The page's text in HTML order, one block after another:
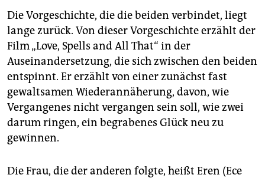
Die Vorgeschichte, die die beiden verbindet, liegt
lange zurück. Von dieser Vorgeschichte erzählt der
Film „Love, Spells and All That“ in der
Auseinandersetzung, die sich zwischen den beiden
entspinnt. Er erzählt von einer zunächst fast
gewaltsamen Wiederannäherung, davon, wie
Vergangenes nicht vergangen sein soll, wie zwei
darum ringen, ein begrabenes Glück neu zu
gewinnen.
Die Frau, die der anderen folgte, heißt Eren (Ece